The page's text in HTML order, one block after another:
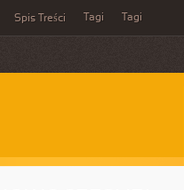
Spis Treści Tagi Tagi